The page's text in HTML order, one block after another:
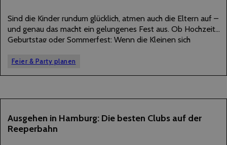
Sind die Kinder rundum glücklich, atmen auch die Eltern auf –
und genau das macht ein gelungenes Fest aus. Ob Hochzeit,
Geburtstag oder Sommerfest: Wenn die Kleinen sich
Damit es…
Feier & Party planen
24
APRIL
Ausgehen in Hamburg: Die besten Clubs auf der
Reeperbahn